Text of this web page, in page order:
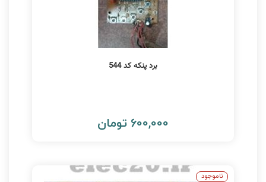
برد پنکه کد 544
600,000 تومان
ناموجود